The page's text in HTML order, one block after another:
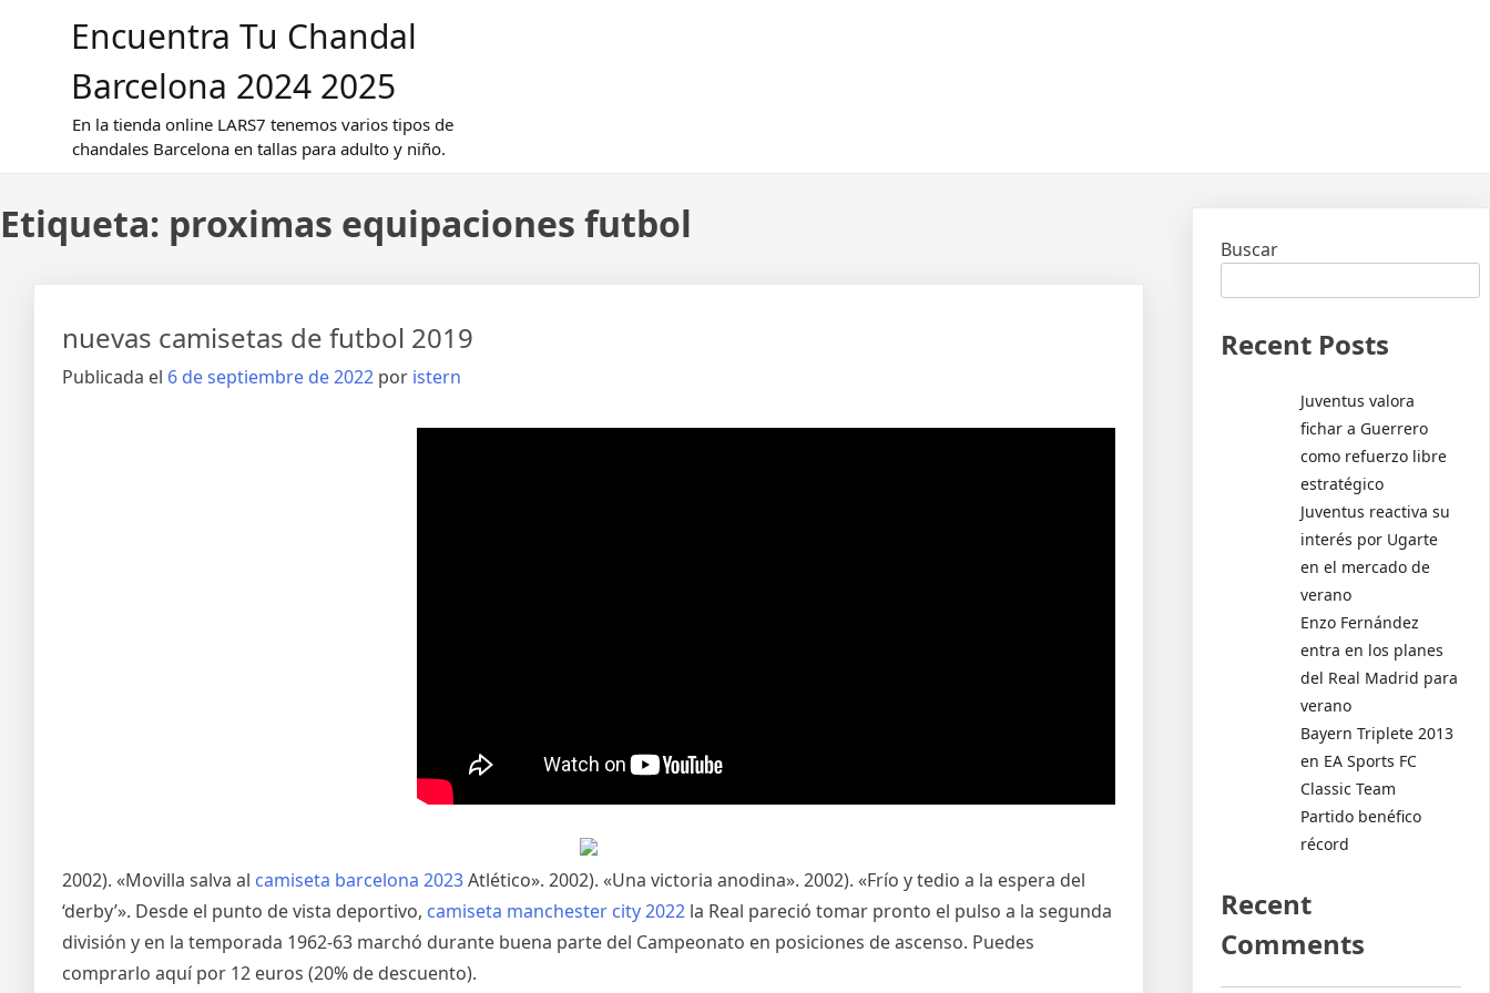
Encuentra Tu Chandal
Barcelona 2024 2025
En la tienda online LARS7 tenemos varios tipos de
chandales Barcelona en tallas para adulto y niño.
Etiqueta: proximas equipaciones futbol
nuevas camisetas de futbol 2019
Publicada el 6 de septiembre de 2022 por istern
2002). «Movilla salva al camiseta barcelona 2023Atlético». 2002). «Una victoria anodina». 2002). «Frío y tedio a la espera del
‘derby’». Desde el punto de vista deportivo, camiseta manchester city 2022 la Real pareció tomar pronto el pulso a la segunda
división y en la temporada 1962-63 marchó durante buena parte del Campeonato en posiciones de ascenso. Puedes
comprarlo aquí por 12 euros (20% de descuento).
Buscar
Recent Posts
Juventus valora
fichar a Guerrero
como refuerzo libre
estratégico
Juventus reactiva su
interés por Ugarte
en el mercado de
verano
Enzo Fernández
entra en los planes
del Real Madrid para
verano
Bayern Triplete 2013
en EA Sports FC
Classic Team
Partido benéfico
récord
Recent
Comments